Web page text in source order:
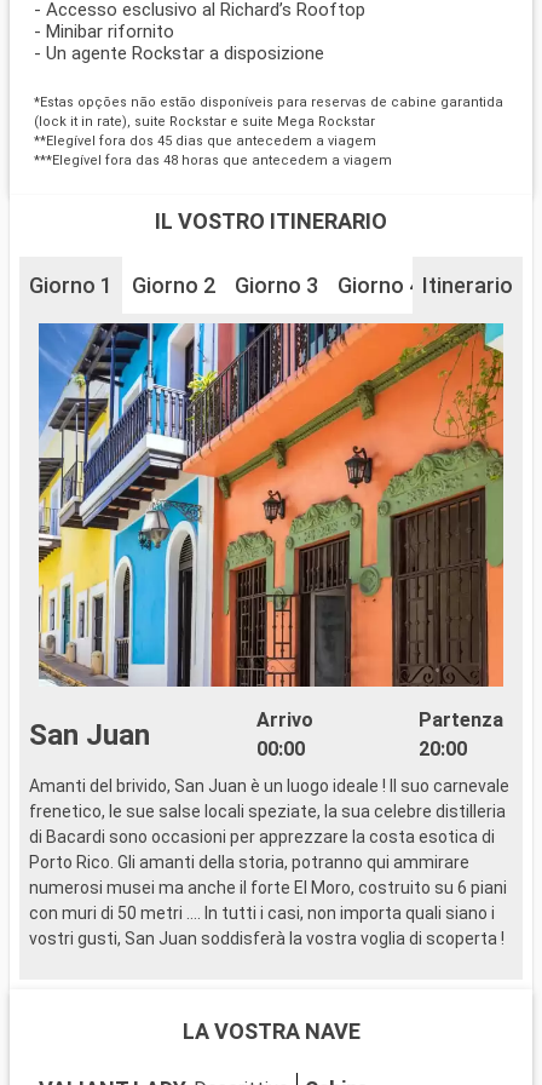
- Accesso esclusivo al Richard’s Rooftop
- Minibar rifornito
- Un agente Rockstar a disposizione
*Estas opções não estão disponíveis para reservas de cabine garantida
(lock it in rate), suite Rockstar e suite Mega Rockstar
**Elegível fora dos 45 dias que antecedem a viagem
***Elegível fora das 48 horas que antecedem a viagem
IL VOSTRO ITINERARIO
Giorno 1 Giorno 2 Giorno 3 Giorno 4 Giorno 6
Itinerario
San Juan
Arrivo
00:00
Partenza
20:00
Amanti del brivido, San Juan è un luogo ideale ! Il suo carnevale
frenetico, le sue salse locali speziate, la sua celebre distilleria
di Bacardi sono occasioni per apprezzare la costa esotica di
Porto Rico. Gli amanti della storia, potranno qui ammirare
numerosi musei ma anche il forte El Moro, costruito su 6 piani
con muri di 50 metri …. In tutti i casi, non importa quali siano i
vostri gusti, San Juan soddisferà la vostra voglia di scoperta !
LA VOSTRA NAVE